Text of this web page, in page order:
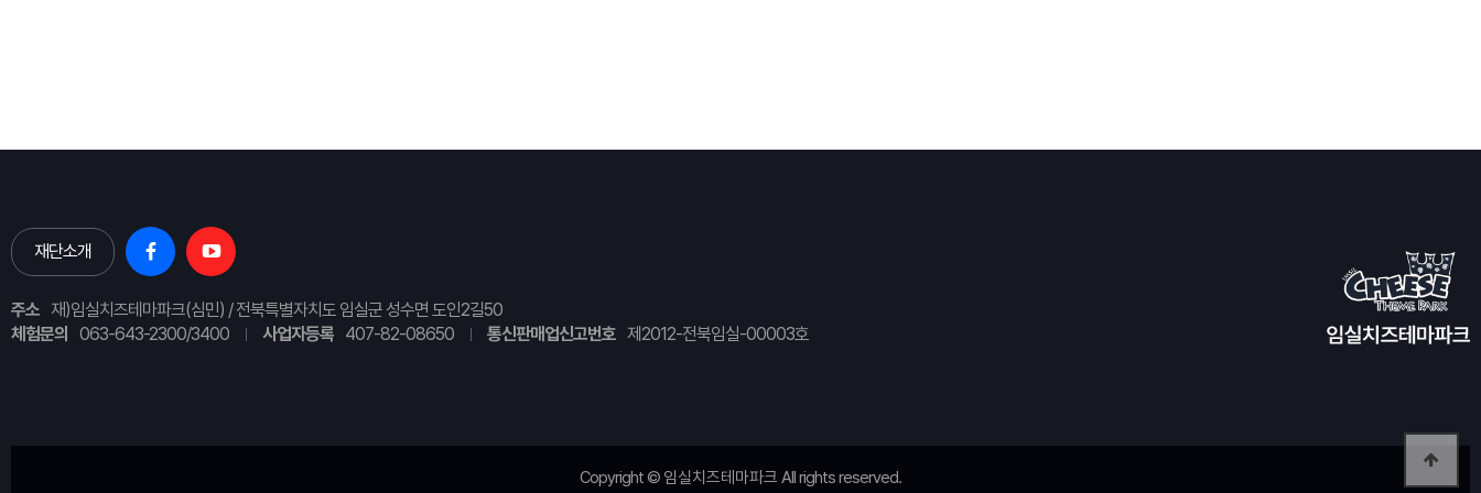
재단소개
주소 재)임실치즈테마파크(심민) / 전북특별자치도 임실군 성수면 도인2길50
체험문의
063-643-2300/3400 사업자등록 407-82-08650 통신판매업신고번호 제2012-전북임실-00003호
Copyright © 임실치즈테마파크 All rights reserved.